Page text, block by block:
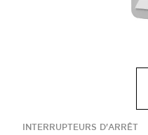
INTERRUPTEURS D'ARRÊT